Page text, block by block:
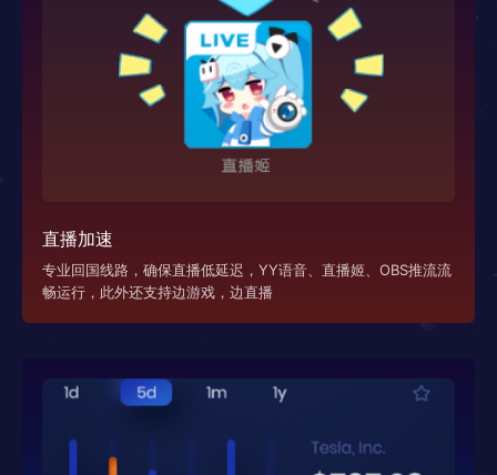
直播加速
专业回国线路，确保直播低延迟，YY语音、直播姬、OBS推流流
畅运行，此外还支持边游戏，边直播